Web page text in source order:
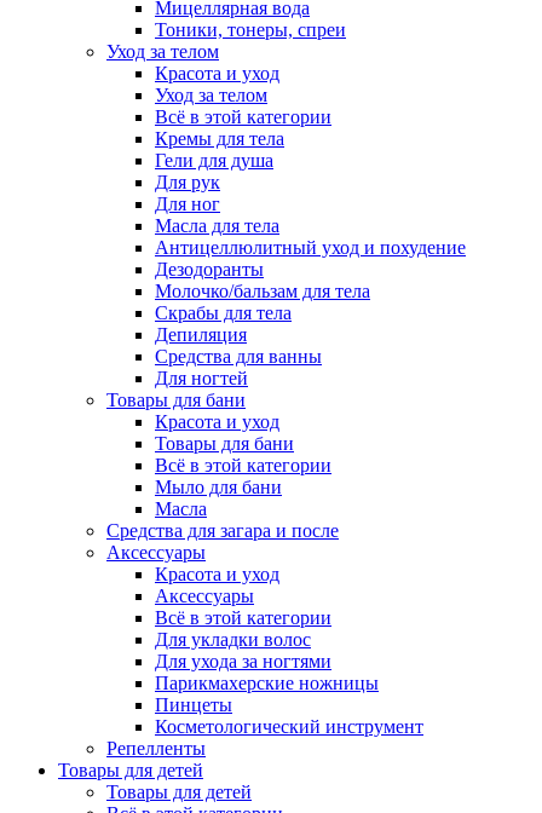
Мицеллярная вода
Тоники, тонеры, спреи
Уход за телом
Красота и уход
Уход за телом
Всё в этой категории
Кремы для тела
Гели для душа
Для рук
Для ног
Масла для тела
Антицеллюлитный уход и похудение
Дезодоранты
Молочко/бальзам для тела
Скрабы для тела
Депиляция
Средства для ванны
Для ногтей
Товары для бани
Красота и уход
Товары для бани
Всё в этой категории
Мыло для бани
Масла
Средства для загара и после
Аксессуары
Красота и уход
Аксессуары
Всё в этой категории
Для укладки волос
Для ухода за ногтями
Парикмахерские ножницы
Пинцеты
Косметологический инструмент
Репелленты
Товары для детей
Товары для детей